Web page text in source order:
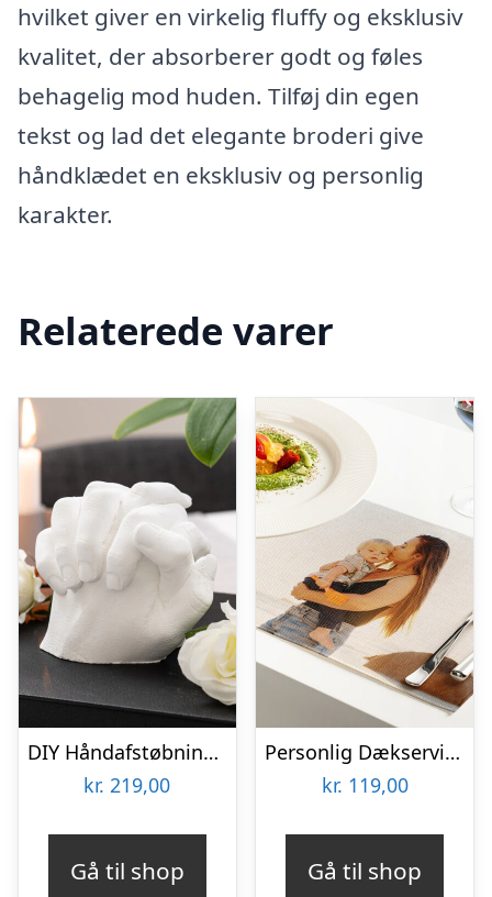
hvilket giver en virkelig fluffy og eksklusiv
kvalitet, der absorberer godt og føles
behagelig mod huden. Tilføj din egen
tekst og lad det elegante broderi give
håndklædet en eksklusiv og personlig
karakter.
Relaterede varer
DIY Håndafstøbningskit – Spralla
kr. 219,00
Gå til shop
Personlig Dækserviet med Billede
kr. 119,00
Gå til shop